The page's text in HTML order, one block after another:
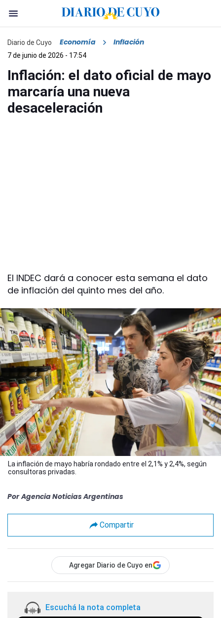
Diario de Cuyo Economía Inflación
7 de junio de 2026 - 17:54
Inflación: el dato oficial de mayo
marcaría una nueva
desaceleración
El INDEC dará a conocer esta semana el dato
de inflación del quinto mes del año.
La inflación de mayo habría rondado entre el 2,1% y 2,4%, según
consultoras privadas.
Por Agencia Noticias Argentinas
Compartir
Agregar Diario de Cuyo en
Escuchá la nota completa